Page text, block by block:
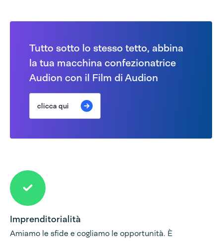
Tutto sotto lo stesso tetto, abbina
la tua macchina confezionatrice
Audion con il Film di Audion
clicca qui
Imprenditorialità
Amiamo le sfide e cogliamo le opportunità. È